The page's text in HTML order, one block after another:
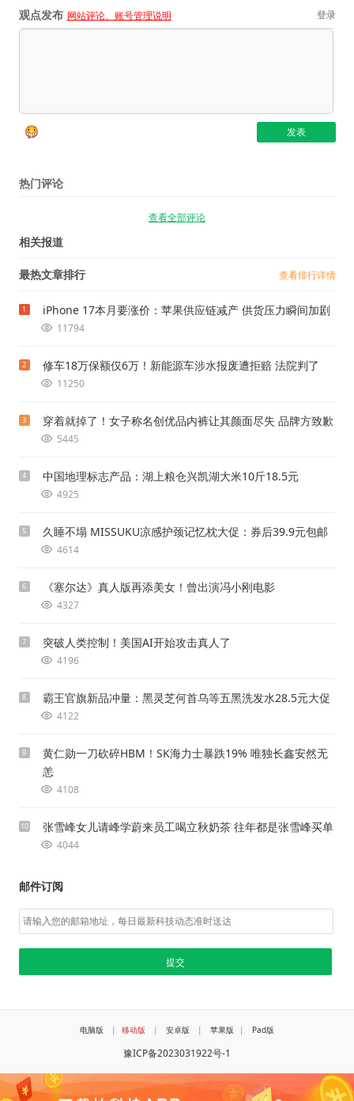
观点发布 网站评论、账号管理说明 登录
热门评论
查看全部评论
相关报道
最热文章排行 查看排行详情
1 iPhone 17本月要涨价：苹果供应链减产 供货压力瞬间加剧
11794
2 修车18万保额仅6万！新能源车涉水报废遭拒赔 法院判了
11250
3 穿着就掉了！女子称名创优品内裤让其颜面尽失 品牌方致歉
5445
4 中国地理标志产品：湖上粮仓兴凯湖大米10斤18.5元
4925
5 久睡不塌 MISSUKU凉感护颈记忆枕大促：券后39.9元包邮
4614
6 《塞尔达》真人版再添美女！曾出演冯小刚电影
4327
7 突破人类控制！美国AI开始攻击真人了
4196
8 霸王官旗新品冲量：黑灵芝何首乌等五黑洗发水28.5元大促
4122
9
黄仁勋一刀砍碎HBM！SK海力士暴跌19% 唯独长鑫安然无
恙
4108
10 张雪峰女儿请峰学蔚来员工喝立秋奶茶 往年都是张雪峰买单
4044
邮件订阅
电脑版 | 移动版 | 安卓版 | 苹果版 | Pad版
豫ICP备2023031922号-1